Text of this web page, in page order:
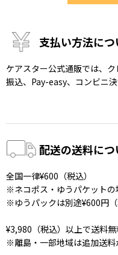
支払い方法につ
ケアスター公式通販では、
振込、Pay-easy、コンビニ
配送の送料につ
全国一律¥600（税込）
※ネコポス・ゆうパケットの
※ゆうパックは別途¥600円（
¥3,980（税込）以上で送料無
※離島・一部地域は追加送料